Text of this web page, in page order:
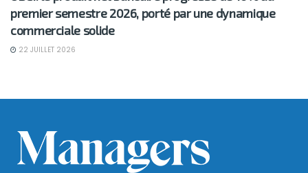
premier semestre 2026, porté par une dynamique
commerciale solide
22 JUILLET 2026